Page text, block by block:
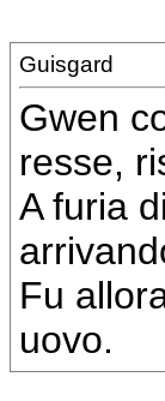
Guisgard
Gwen
resse,
A furia
Fu
uovo.